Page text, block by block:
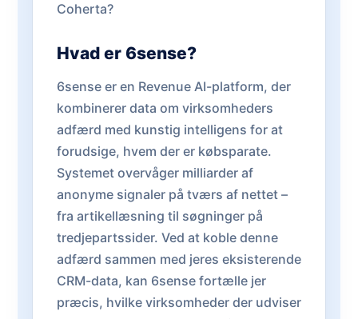
Coherta?
Hvad er 6sense?
6sense er en Revenue AI-platform, der
kombinerer data om virksomheders
adfærd med kunstig intelligens for at
forudsige, hvem der er købsparate.
Systemet overvåger milliarder af
anonyme signaler på tværs af nettet –
fra artikellæsning til søgninger på
tredjepartssider. Ved at koble denne
adfærd sammen med jeres eksisterende
CRM-data, kan 6sense fortælle jer
præcis, hvilke virksomheder der udviser